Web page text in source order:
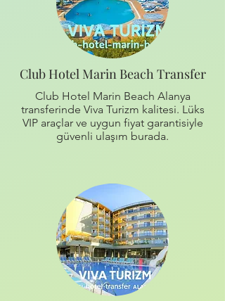
Club Hotel Marin Beach Transfer
Club Hotel Marin Beach Alanya
transferinde Viva Turizm kalitesi. Lüks
VIP araçlar ve uygun fiyat garantisiyle
güvenli ulaşım burada.